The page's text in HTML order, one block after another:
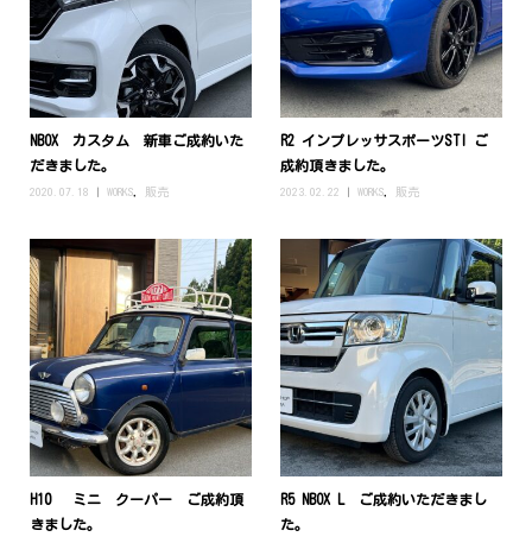
NBOX カスタム 新車ご成約いた
だきました。
2020.07.18 WORKS, 販売
R2 インプレッサスポーツSTI ご
成約頂きました。
2023.02.22 WORKS 販売
H10 ミニ クーパー ご成約頂
きました。
R5 NBOX L ご成約いただきまし
た。